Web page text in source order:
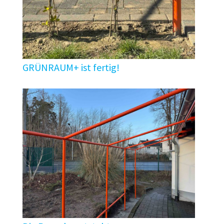
GRÜNRAUM+ ist fertig!